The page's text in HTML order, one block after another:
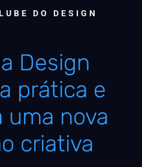
DO DESIGN
Design
prática e
uma nova
criativa